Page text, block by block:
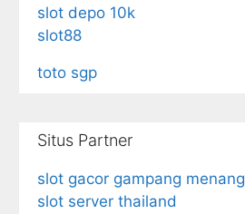
slot depo 10k
slot88
toto sgp
Situs Partner
slot gacor gampang menang
slot server thailand